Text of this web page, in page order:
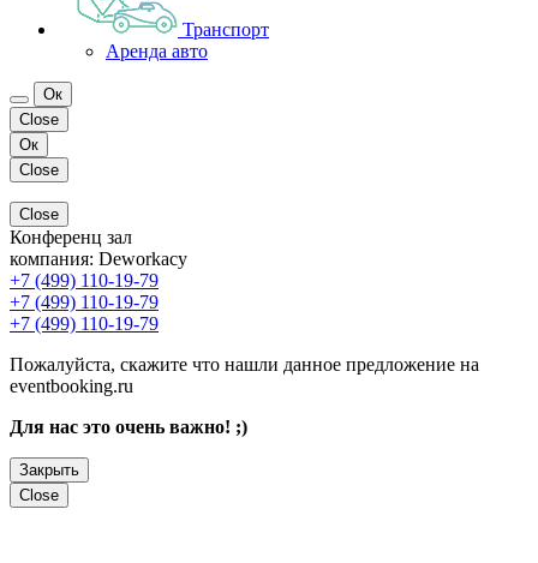
Транспорт
Аренда авто
Ок
Close
Ок
Close
Close
Конференц зал
компания: Deworkacy
+7 (499) 110-19-79
+7 (499) 110-19-79
+7 (499) 110-19-79
Пожалуйста, скажите что нашли данное предложение на
eventbooking.ru
Для нас это очень важно! ;)
Закрыть
Close